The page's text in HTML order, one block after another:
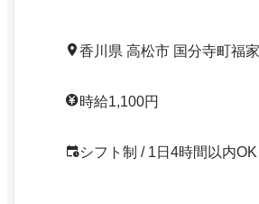
香川県 高松市 国分寺町福
時給1,100円
シフト制 / 1日4時間以内